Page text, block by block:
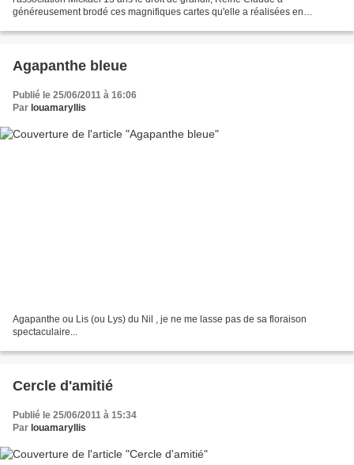
généreusement brodé ces magnifiques cartes qu'elle a réalisées en
Agapanthe bleue
Publié le 25/06/2011 à 16:06
Par louamaryllis
Agapanthe ou Lis (ou Lys) du Nil , je ne me lasse pas de sa floraison
spectaculaire...
Cercle d'amitié
Publié le 25/06/2011 à 15:34
Par louamaryllis